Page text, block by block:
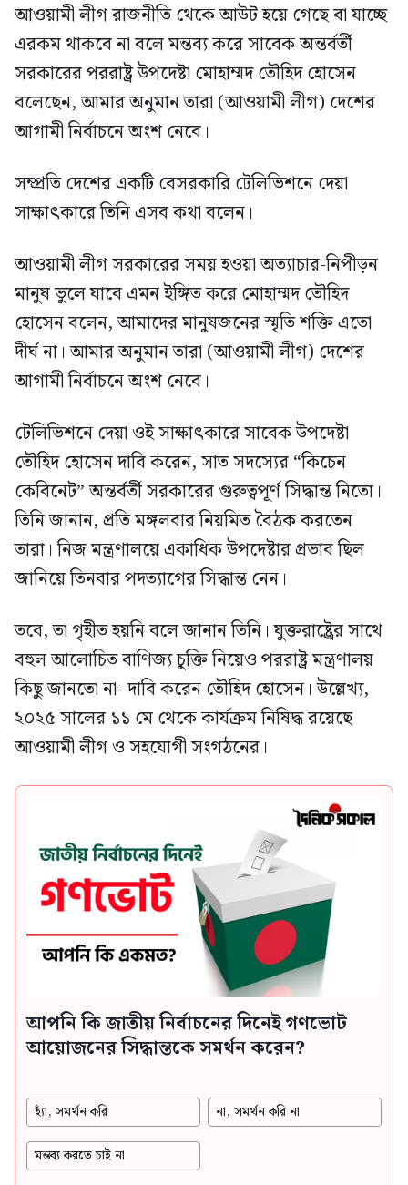
আওয়ামী লীগ রাজনীতি থেকে আউট হয়ে গেছে বা যাচ্ছে
এরকম থাকবে না বলে মন্তব্য করে সাবেক অন্তর্বর্তী
সরকারের পররাষ্ট্র উপদেষ্টা মোহাম্মদ তৌহিদ হোসেন
বলেছেন, আমার অনুমান তারা (আওয়ামী লীগ) দেশের
আগামী নির্বাচনে অংশ নেবে।
সম্প্রতি দেশের একটি বেসরকারি টেলিভিশনে দেয়া
সাক্ষাৎকারে তিনি এসব কথা বলেন।
আওয়ামী লীগ সরকারের সময় হওয়া অত্যাচার-নিপীড়ন
মানুষ ভুলে যাবে এমন ইঙ্গিত করে মোহাম্মদ তৌহিদ
হোসেন বলেন, আমাদের মানুষজনের স্মৃতি শক্তি এতো
দীর্ঘ না। আমার অনুমান তারা (আওয়ামী লীগ) দেশের
আগামী নির্বাচনে অংশ নেবে।
টেলিভিশনে দেয়া ওই সাক্ষাৎকারে সাবেক উপদেষ্টা
তৌহিদ হোসেন দাবি করেন, সাত সদস্যের “কিচেন
কেবিনেট” অন্তর্বর্তী সরকারের গুরুত্বপূর্ণ সিদ্ধান্ত নিতো।
তিনি জানান, প্রতি মঙ্গলবার নিয়মিত বৈঠক করতেন
তারা। নিজ মন্ত্রণালয়ে একাধিক উপদেষ্টার প্রভাব ছিল
জানিয়ে তিনবার পদত্যাগের সিদ্ধান্ত নেন।
তবে, তা গৃহীত হয়নি বলে জানান তিনি। যুক্তরাষ্ট্র্রের সাথে
বহুল আলোচিত বাণিজ্য চুক্তি নিয়েও পররাষ্ট্র মন্ত্রণালয়
কিছু জানতো না- দাবি করেন তৌহিদ হোসেন। উল্লেখ্য,
২০২৫ সালের ১১ মে থেকে কার্যক্রম নিষিদ্ধ রয়েছে
আওয়ামী লীগ ও সহযোগী সংগঠনের।
আপনি কি জাতীয় নির্বাচনের দিনেই গণভোট
আয়োজনের সিদ্ধান্তকে সমর্থন করেন?
হ্যাঁ, সমর্থন করি না, সমর্থন করি না
মন্তব্য করতে চাই না